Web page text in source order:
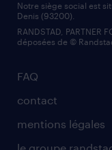
FAQ
contact
mentions légales
Notre siège social est
Denis (93200).
RANDSTAD, PARTNER
déposées de ©